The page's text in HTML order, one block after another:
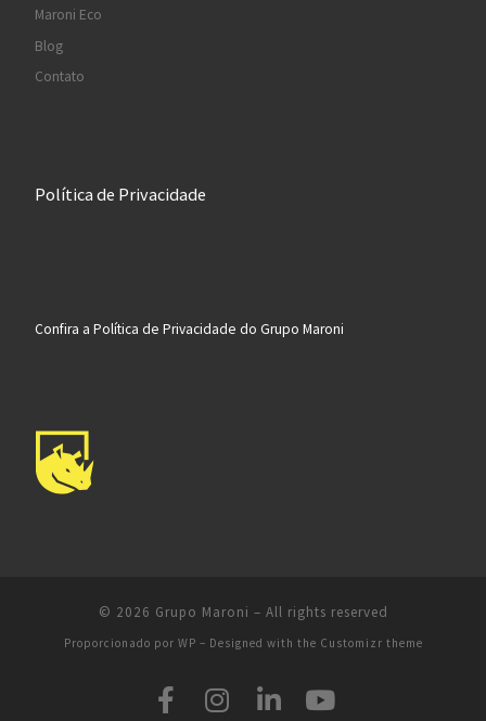
Maroni Eco
Blog
Contato
Política de Privacidade
Confira a Política de Privacidade do Grupo Maroni
© 2026 Grupo Maroni – All rights reserved
Proporcionado por WP – Designed with the Customizr theme